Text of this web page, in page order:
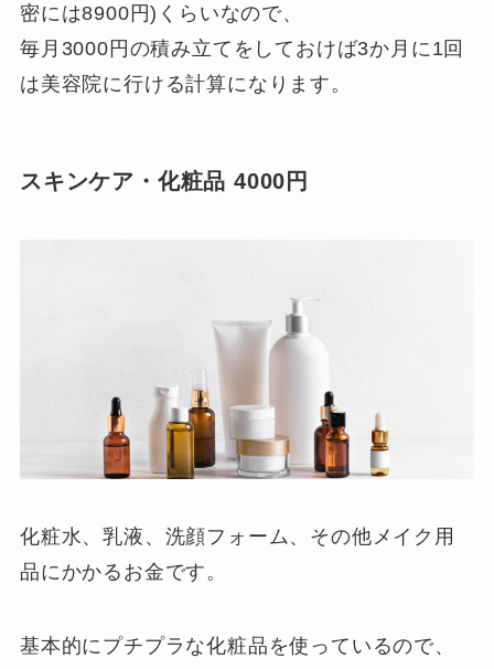
密には8900円)くらいなので、
毎月3000円の積み立てをしておけば3か月に1回
は美容院に行ける計算になります。
スキンケア・化粧品 4000円
化粧水、乳液、洗顔フォーム、その他メイク用
品にかかるお金です。
基本的にプチプラな化粧品を使っているので、